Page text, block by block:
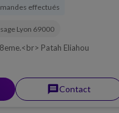
effectués
Lyon 69000
Patah Eliahou
messageContact